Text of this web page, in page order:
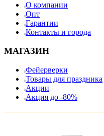
О компании
Опт
Гарантии
Контакты и города
МАГАЗИН
Фейерверки
Товары для праздника
Акции
Акция до -80%